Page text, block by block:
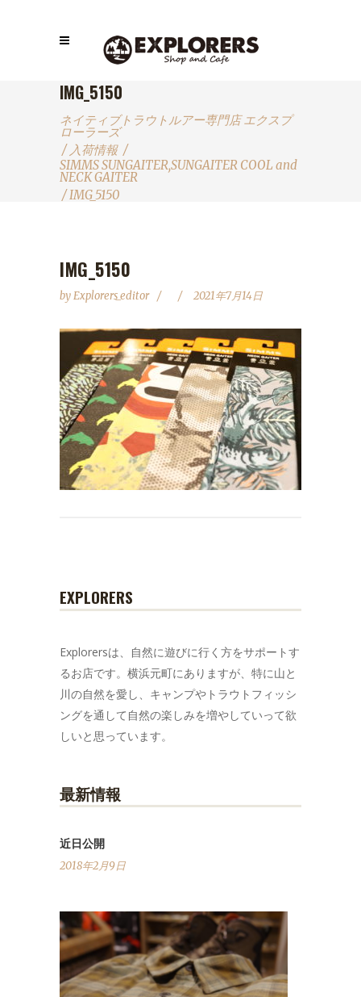
IMG_5150
ネイティブトラウトルアー専門店 エクスプ
ローラーズ
/ 入荷情報 /
SIMMS SUNGAITER,SUNGAITER COOL and
NECK GAITER
/IMG_5150
IMG_5150
byExplorers_editor 2021年7月14日
EXPLORERS
Explorersは、自然に遊びに行く方をサポートす
るお店です。横浜元町にありますが、特に山と
川の自然を愛し、キャンプやトラウトフィッシ
ングを通して自然の楽しみを増やしていって欲
しいと思っています。
最新情報
近日公開
2018年2月9日